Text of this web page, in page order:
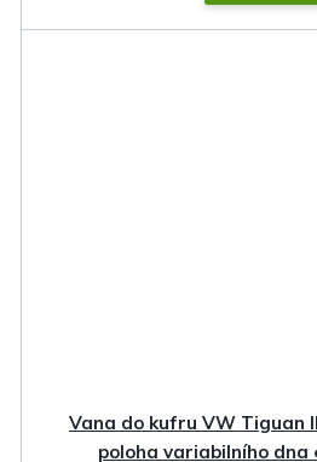
Vana do kufru VW Tiguan
poloha variabilního dna